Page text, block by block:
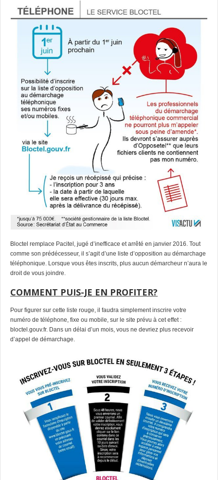
Bloctel remplace Pacitel, jugé d’inefficace et arrêté en janvier 2016. Tout
comme son prédécesseur, il s’agit d’une liste d’opposition au démarchage
téléphonique. Lorsque vous êtes inscrits, plus aucun démarcheur n’aura le
droit de vous joindre.
COMMENT PUIS-JE EN PROFITER?
Pour figurer sur cette liste rouge, il faudra simplement inscrire votre
numéro de téléphone, fixe ou mobile, sur le site prévu à cet effet :
bloctel.gouv.fr. Dans un délai d’un mois, vous ne devriez plus recevoir
d’appel de démarchage.